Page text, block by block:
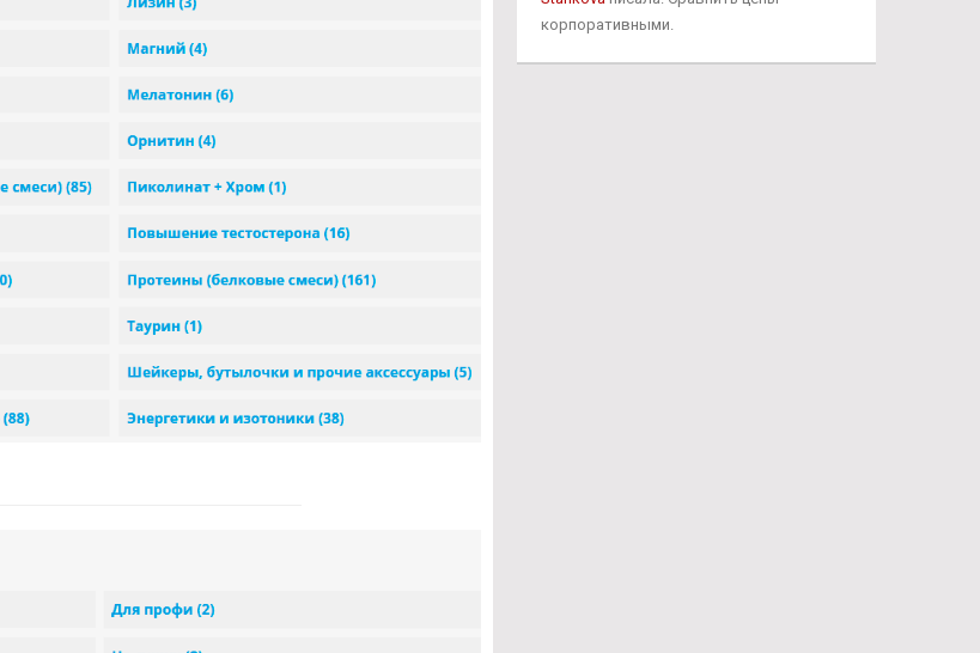
корпоративными.